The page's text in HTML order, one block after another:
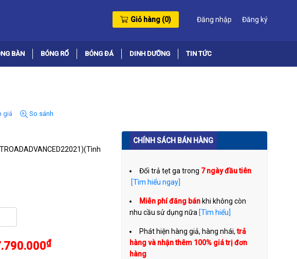
Giỏ hàng (0) Đăng nhập Đăng ký
BÀN BÓNG RỔ BÓNG ĐÁ DINH DƯỠNG TIN TỨC
giá So sánh
(Tình
₫
CHÍNH SÁCH BÁN HÀNG
Đổi trả tẹt ga trong 7 ngày đầu tiên
[Tìm hiểu ngay]
Miễn phí đăng bán khi không còn
nhu cầu sử dụng nữa [Tìm hiểu]
Phát hiện hàng giả, hàng nhái,trả
hàng và nhận thêm 100% giá trị đơn
hàng